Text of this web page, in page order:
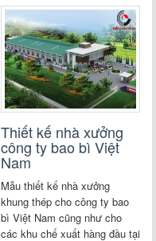
Thiết kế nhà xưởng
công ty bao bì Việt
Nam
Mẫu thiết kế nhà xưởng
khung thép cho công ty bao
bì Việt Nam cũng như cho
các khu chế xuất hàng đầu tại